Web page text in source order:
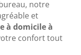
notre
et
à domicile à
confort tout